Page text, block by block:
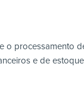
o processamento
e de